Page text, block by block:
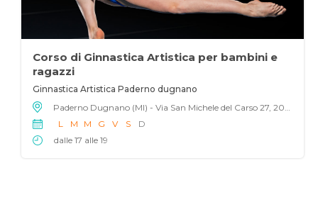
Corso di Ginnastica Artistica per bambini e
ragazzi
Ginnastica Artistica Paderno dugnano
L
M M G V S
D
dalle 17 alle 19